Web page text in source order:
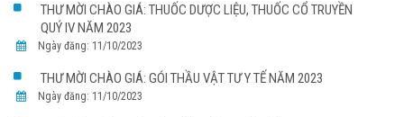
THƯ MỜI CHÀO GIÁ: THUỐC DƯỢC LIỆU, THUỐC CỔ TRUYỀN
QUÝ IV NĂM 2023
Ngày đăng: 11/10/2023
THƯ MỜI CHÀO GIÁ: GÓI THẦU VẬT TƯ Y TẾ NĂM 2023
Ngày đăng: 11/10/2023